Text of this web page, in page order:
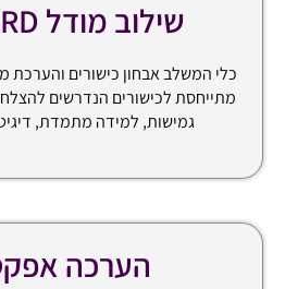
שילוב מודל FORWARD
כלי המשלב אבחון כישורים והערכת
מתייחסת לכישורים הנדרשים
גמישות, למידה מתמדת,
הערכה